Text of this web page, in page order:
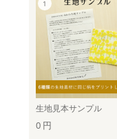
生地見本サンプル
0 円